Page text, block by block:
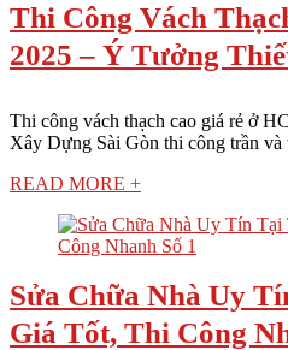
Thi Công Vách
2025 – Ý Tưởng
Thi công vách thạch cao giá rẻ ở
Xây Dựng Sài Gòn thi công trần và
READ MORE +
Sửa Chữa Nhà Uy
Giá Tốt, Thi Công